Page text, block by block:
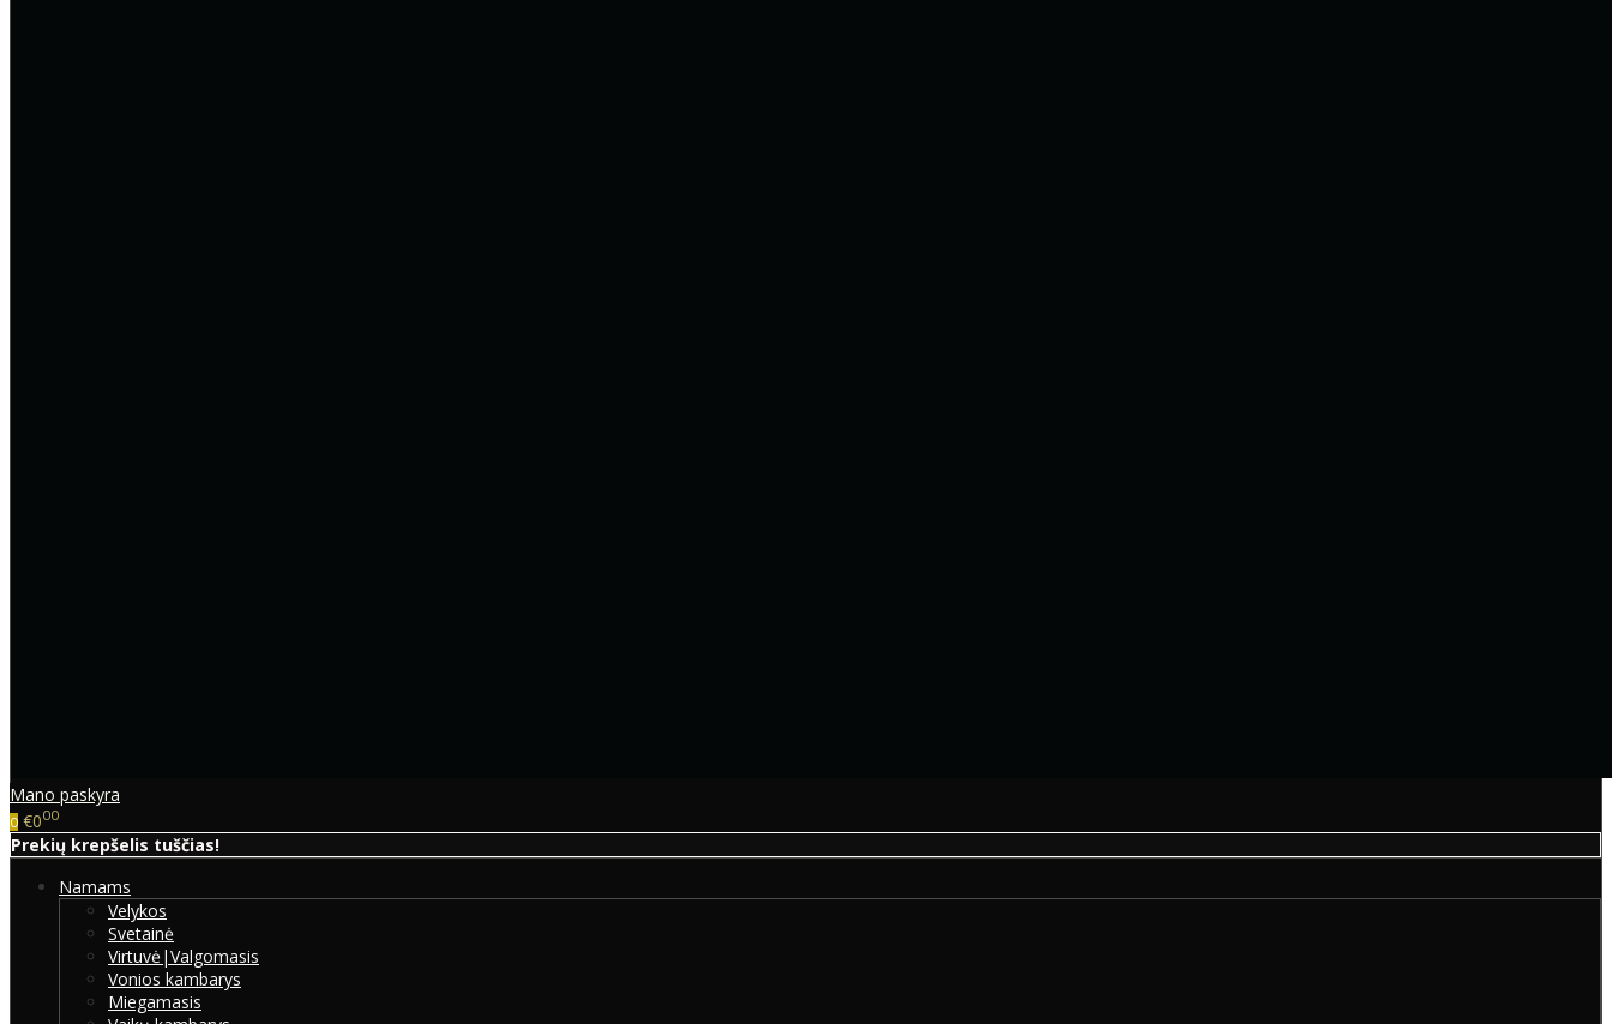
Mano paskyra
0 €000
Prekių krepšelis tuščias!
Namams
Velykos
Svetainė
Virtuvė|Valgomasis
Vonios kambarys
Miegamasis